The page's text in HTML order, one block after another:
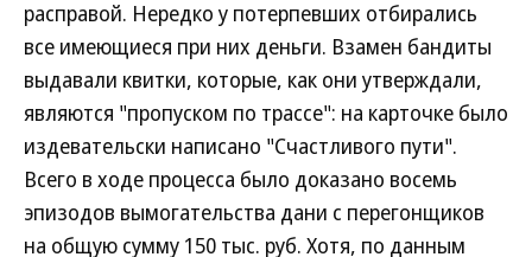
расправой. Нередко у потерпевших отбирались
все имеющиеся при них деньги. Взамен бандиты
выдавали квитки, которые, как они утверждали,
являются "пропуском по трассе": на карточке было
издевательски написано "Счастливого пути".
Всего в ходе процесса было доказано восемь
эпизодов вымогательства дани с перегонщиков
на общую сумму 150 тыс. руб. Хотя, по данным